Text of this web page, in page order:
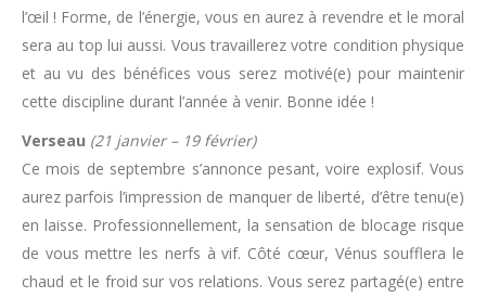
l’œil ! Forme, de l’énergie, vous en aurez à revendre et le moral
sera au top lui aussi. Vous travaillerez votre condition physique
et au vu des bénéfices vous serez motivé(e) pour maintenir
cette discipline durant l’année à venir. Bonne idée !
Verseau (21 janvier – 19 février)
Ce mois de septembre s’annonce pesant, voire explosif. Vous
aurez parfois l’impression de manquer de liberté, d’être tenu(e)
en laisse. Professionnellement, la sensation de blocage risque
de vous mettre les nerfs à vif. Côté cœur, Vénus soufflera le
chaud et le froid sur vos relations. Vous serez partagé(e) entre